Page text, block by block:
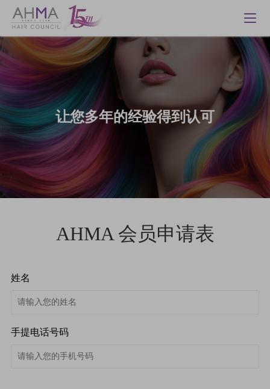
让您多年的经验得到认可
AHMA 会员申请表
姓名
手提电话号码